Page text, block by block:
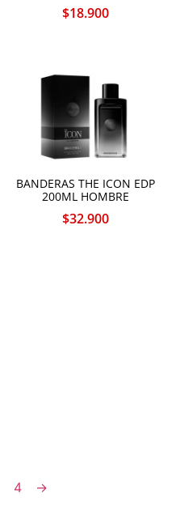
$18.900
BANDERAS THE ICON EDP
200ML HOMBRE
$32.900
4 →